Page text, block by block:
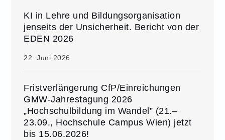
KI in Lehre und Bildungsorganisation
jenseits der Unsicherheit. Bericht von der
EDEN 2026
22. Juni 2026
Fristverlängerung CfP/Einreichungen
GMW-Jahrestagung 2026
„Hochschulbildung im Wandel” (21.–
23.09., Hochschule Campus Wien) jetzt
bis 15.06.2026!